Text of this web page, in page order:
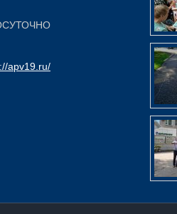
apv19.ru/